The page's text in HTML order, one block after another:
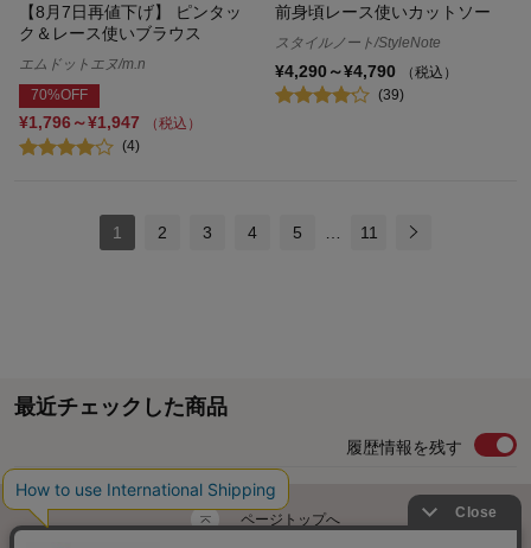
【8月7日再値下げ】 ピンタッ
ク＆レース使いブラウス
エムドットエヌ/m.n
70%OFF
¥1,796～¥1,947
（税込）
(4)
前身頃レース使いカットソー
スタイルノート/StyleNote
¥4,290～¥4,790
（税込）
(39)
1 2 3 4 5 11
最近チェックした商品
履歴情報を残す
ページトップへ